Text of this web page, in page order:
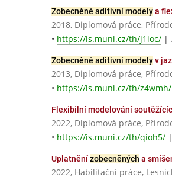
Zobecněné aditivní modelya
2018, Diplomová práce,
• https://is.muni.cz/th/j1ioc/ |
Zobecněné aditivní modelyv
2013, Diplomová práce,
• https://is.muni.cz/th/z4wmh/
Flexibilní modelování
2022, Diplomová práce,
• https://is.muni.cz/th/qioh5/ |
Uplatněnízobecněných a
2022, Habilitační práce,